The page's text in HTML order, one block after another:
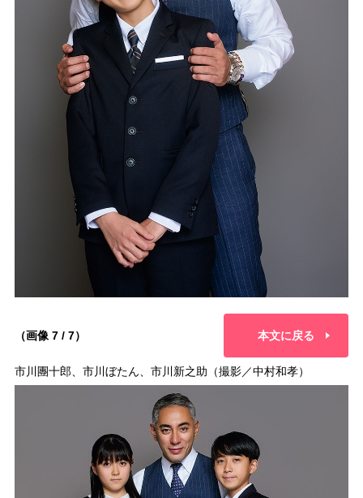
（画像 7 / 7） 本文に戻る
市川團十郎、市川ぼたん、市川新之助（撮影／中村和孝）